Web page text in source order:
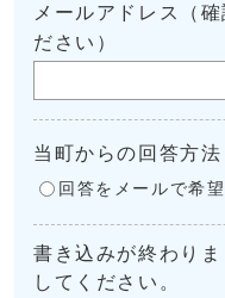
メールアドレス（
ださい）
当町からの回答方法
回答をメールで希望
書き込みが終わり
してください。